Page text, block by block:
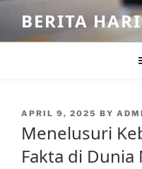
content
BERITA
POSTED
APRIL 9, 2025 BY
Menelusuri
Fakta di Dunia